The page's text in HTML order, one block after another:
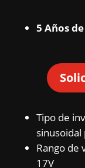
5 Años
Tipo de
sinusoidal
Rango de
17V